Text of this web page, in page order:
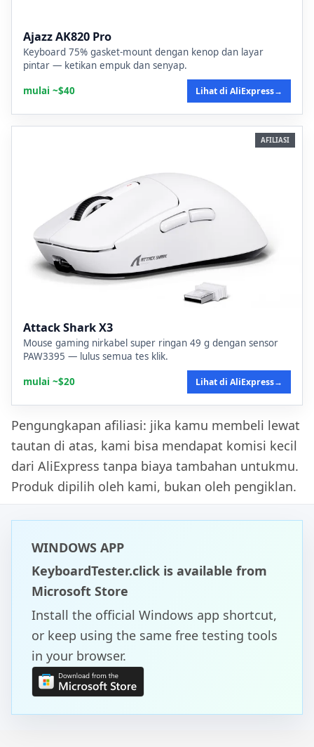
Ajazz AK820 Pro
Keyboard 75% gasket-mount dengan kenop dan layar
pintar — ketikan empuk dan senyap.
mulai ~$40
Lihat di AliExpress→
AFILIASI
Attack Shark X3
Mouse gaming nirkabel super ringan 49 g dengan sensor
PAW3395 — lulus semua tes klik.
mulai ~$20
Lihat di AliExpress→
Pengungkapan afiliasi: jika kamu membeli lewat
tautan di atas, kami bisa mendapat komisi kecil
dari AliExpress tanpa biaya tambahan untukmu.
Produk dipilih oleh kami, bukan oleh pengiklan.
WINDOWS APP
KeyboardTester.click is available from
Microsoft Store
Install the official Windows app shortcut,
or keep using the same free testing tools
in your browser.